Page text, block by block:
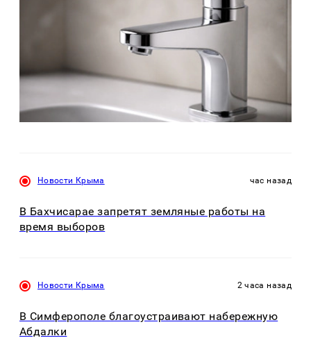
Новости Крыма час назад
В Бахчисарае запретят земляные работы на
время выборов
Новости Крыма 2 часа назад
В Симферополе благоустраивают набережную
Абдалки